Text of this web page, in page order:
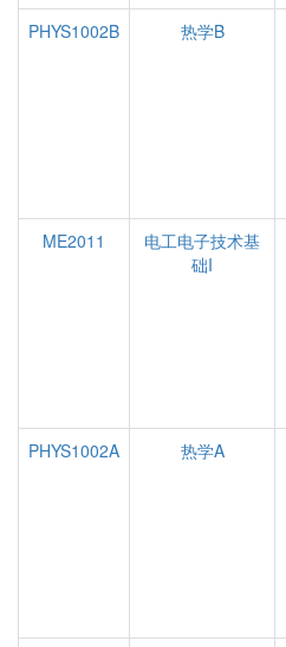
PHYS1002B
热学B
ME2011
电工电子技术基
础I
PHYS1002A
热学A